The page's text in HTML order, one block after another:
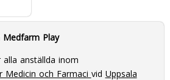
Medfarm Play
anställda inom
Medicin och Farmaci vid Uppsala